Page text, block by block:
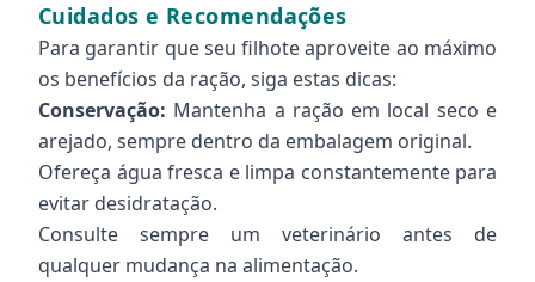
Cuidados e Recomendações
Para garantir que seu filhote aproveite ao máximo
os benefícios da ração, siga estas dicas:
Conservação: Mantenha a ração em local seco e
arejado, sempre dentro da embalagem original.
Ofereça água fresca e limpa constantemente para
evitar desidratação.
Consulte sempre um veterinário antes de
qualquer mudança na alimentação.